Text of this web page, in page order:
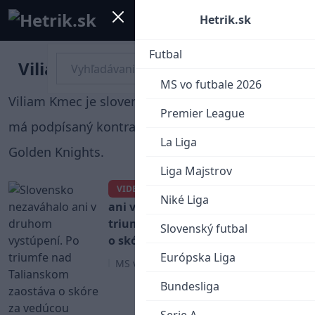
Mobile menu
Hetrik.sk
Futbal
MS vo futbale 2026
Premier League
La Liga
Liga Majstrov
Niké Liga
Slovenský futbal
Európska Liga
Bundesliga
Viliam Kmec
Viliam Kmec je slovenský hokejový obranca, ktorý
má podpísaný kontrakt s tímom NHL Vegas
Golden Knights.
VIDEO
ani v druhom vystúpení. Po
triumfe nad Talianskom zaostáva
o skóre za vedúcou Kanadou
MS v Hokeji 2026